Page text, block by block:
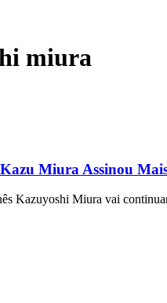
miura
Miura Assinou
Kazuyoshi Miura vai